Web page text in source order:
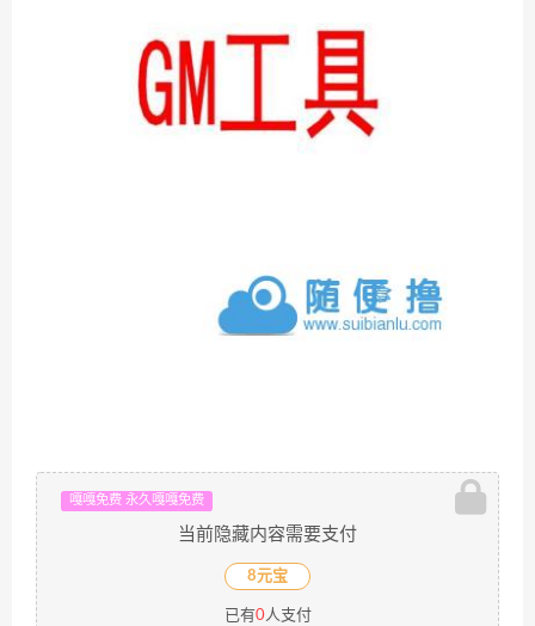
嘎嘎免费 永久嘎嘎免费
当前隐藏内容需要支付
8元宝
已有0人支付